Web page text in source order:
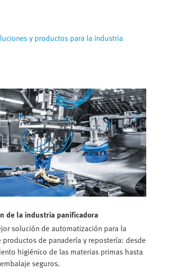
y productos para la industria
de la industria panificadora
solución de automatización para la
de panadería y repostería: desde
higiénico de las materias primas hasta
seguros.